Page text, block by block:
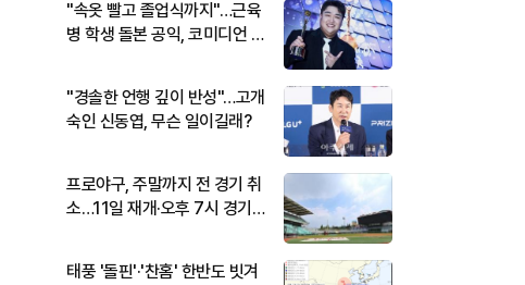
"속옷 빨고 졸업식까지"…근육
병 학생 돌본 공익, 코미디언 김
"경솔한 언행 깊이 반성"…고개
숙인 신동엽, 무슨 일이길래?
프로야구, 주말까지 전 경기 취
소…11일 재개·오후 7시 경기
태풍 '돌핀'·'찬홈' 한반도 빗겨